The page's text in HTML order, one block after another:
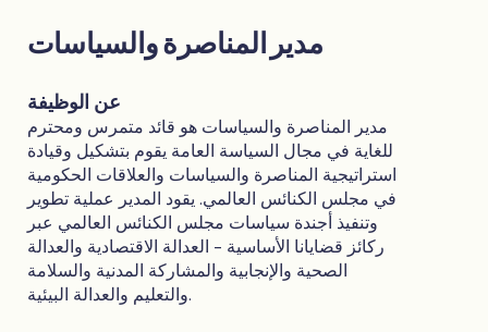
مدير المناصرة والسياسات
عن الوظيفة
مدير المناصرة والسياسات هو قائد متمرس ومحترم
للغاية في مجال السياسة العامة يقوم بتشكيل وقيادة
استراتيجية المناصرة والسياسات والعلاقات الحكومية
في مجلس الكنائس العالمي. يقود المدير عملية تطوير
وتنفيذ أجندة سياسات مجلس الكنائس العالمي عبر
ركائز قضايانا الأساسية - العدالة الاقتصادية والعدالة
الصحية والإنجابية والمشاركة المدنية والسلامة
والتعليم والعدالة البيئية.